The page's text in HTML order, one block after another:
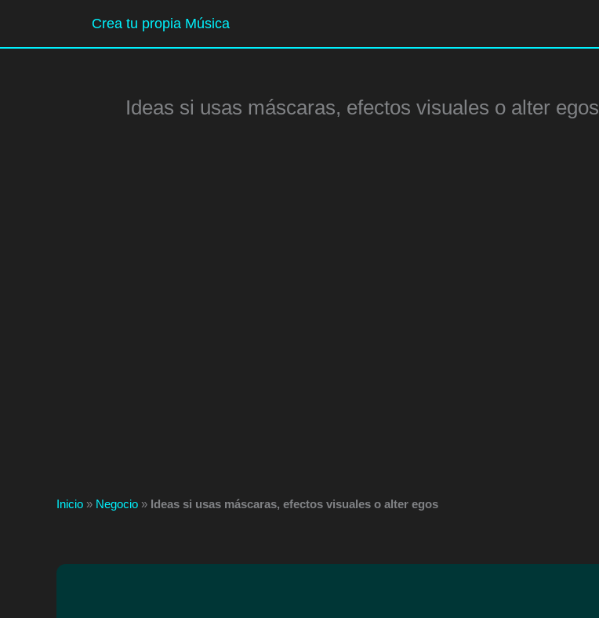
contenido
Crea tu propia Música
Ideas si usas máscaras, efectos visuales o alter egos
Inicio » Negocio » Ideas si usas máscaras, efectos visuales o alter egos